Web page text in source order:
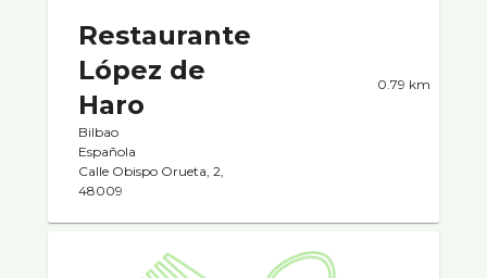
Restaurante
López de
Haro
Bilbao
Española
Calle Obispo Orueta, 2,
48009
0.79 km